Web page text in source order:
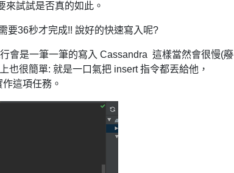
試試是否真的如此。
要36秒才完成!! 說好的快速寫入呢?
會是一筆一筆的寫入 Cassandra 這樣當然會很慢(廢
也很簡單: 就是一口氣把 insert 指令都丟給他，
這項任務。